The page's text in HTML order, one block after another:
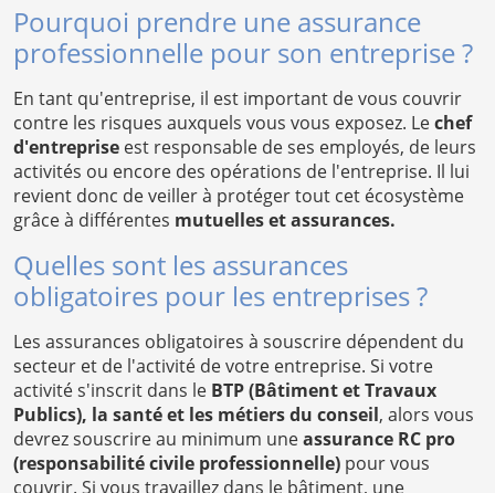
Pourquoi prendre une assurance
professionnelle pour son entreprise ?
En tant qu'entreprise, il est important de vous couvrir
contre les risques auxquels vous vous exposez. Lechef
d'entreprise est responsable de ses employés, de leurs
activités ou encore des opérations de l'entreprise. Il lui
revient donc de veiller à protéger tout cet écosystème
grâce à différentes mutuelles et assurances.
Quelles sont les assurances
obligatoires pour les entreprises ?
Les assurances obligatoires à souscrire dépendent du
secteur et de l'activité de votre entreprise. Si votre
activité s'inscrit dans le BTP (Bâtiment et Travaux
Publics), la santé et les métiers du conseil, alors vous
devrez souscrire au minimum uneassurance RC pro
(responsabilité civile professionnelle) pour vous
couvrir. Si vous travaillez dans le bâtiment, une